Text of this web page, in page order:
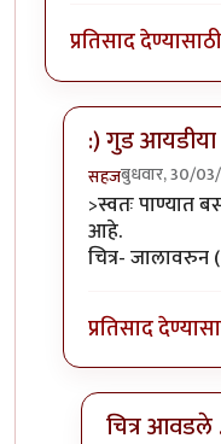
प्रतिसाद देण्यासाठी
:) गुड आयडीया
सहजबुधवार, 30/
In reply to
>स्वतः पाण्यात
आहे.
चित्र-
प्रतिसाद
चित्र